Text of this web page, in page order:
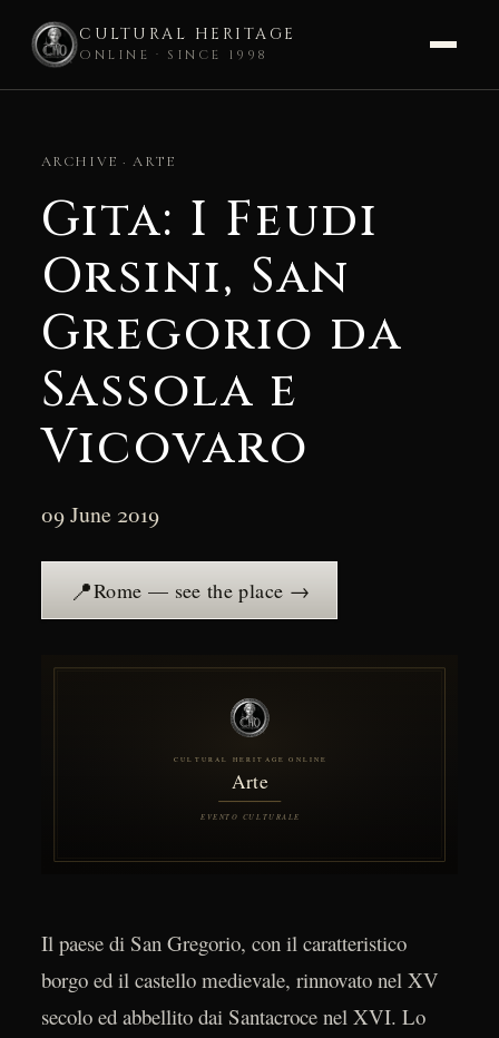
CULTURAL HERITAGE
ONLINE · SINCE 1998
contentARCHIVE · ARTE
Gita: I Feudi
Orsini, San
Gregorio da
Sassola e
Vicovaro
09 June 2019
📍Rome — see the place →
Il paese di San Gregorio, con il caratteristico
borgo ed il castello medievale, rinnovato nel XV
secolo ed abbellito dai Santacroce nel XVI. Lo